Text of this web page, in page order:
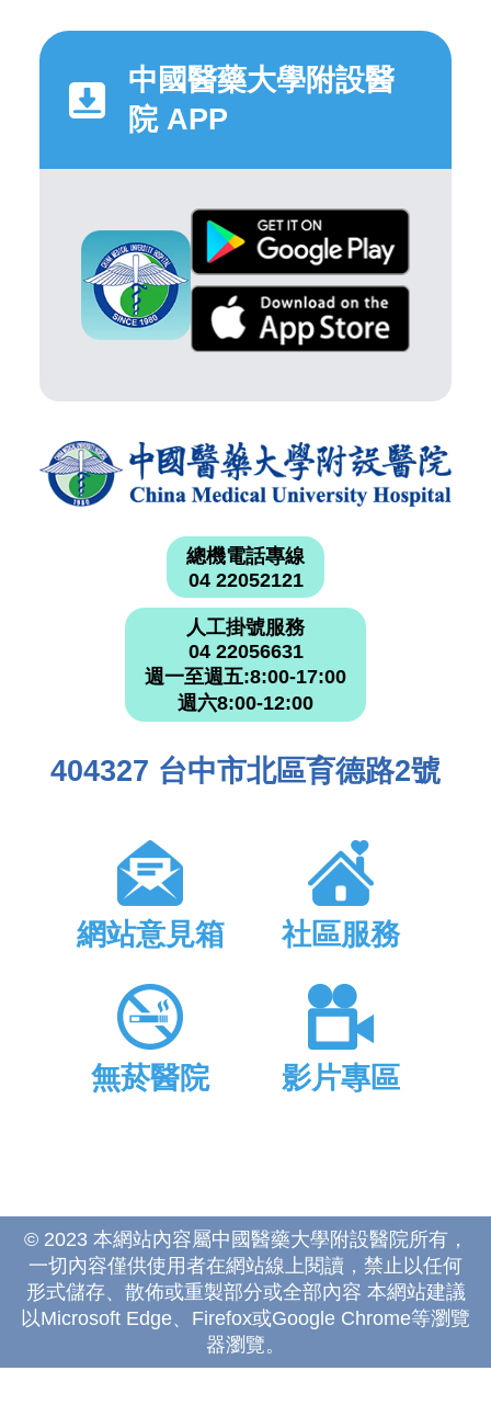
中國醫藥大學附設醫
院 APP
總機電話專線
04 22052121
人工掛號服務
04 22056631
週一至週五:8:00-17:00
週六8:00-12:00
404327 台中市北區育德路2號
網站意見箱 社區服務
無菸醫院 影片專區
© 2023 本網站內容屬中國醫藥大學附設醫院所有，
一切內容僅供使用者在網站線上閱讀，禁止以任何
形式儲存、散佈或重製部分或全部內容 本網站建議
以Microsoft Edge、Firefox或Google Chrome等瀏覽
器瀏覽。